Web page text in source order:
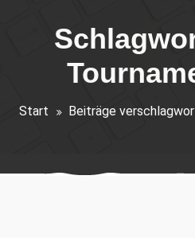
Start Beiträge